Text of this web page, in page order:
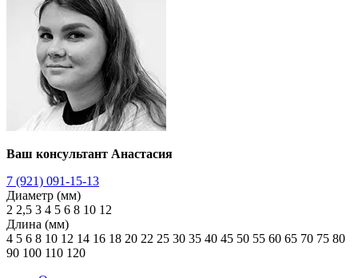
Ваш консультант Анастасия
7 (921) 091-15-13
Диаметр (мм)
2 2,5 3 4 5 6 8 10 12
Длина (мм)
4 5 6 8 10 12 14 16 18 20 22 25 30 35 40 45 50 55 60 65 70 75 80
90 100 110 120